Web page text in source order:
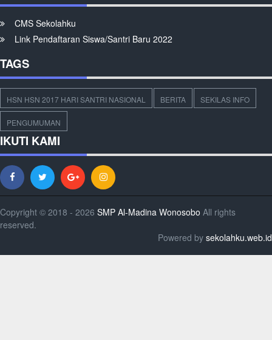
CMS Sekolahku
Link Pendaftaran Siswa/Santri Baru 2022
TAGS
HSN HSN 2017 HARI SANTRI NASIONAL BERITA SEKILAS INFO
PENGUMUMAN
IKUTI KAMI
Copyright © 2018 - 2026 SMP Al-Madina Wonosobo All rights
reserved.
Powered by sekolahku.web.id